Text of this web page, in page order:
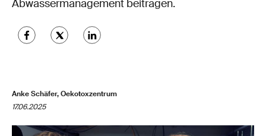
Abwassermanagement beitragen.
Anke Schäfer, Oekotoxzentrum
17.06.2025